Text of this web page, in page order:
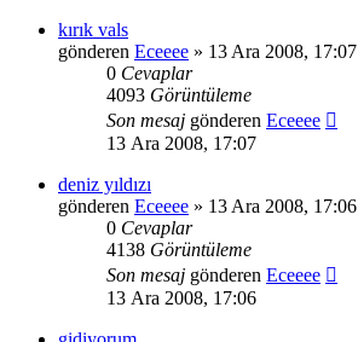
kırık vals
gönderen Eceeee » 13 Ara 2008, 17:07
0 Cevaplar
4093 Görüntüleme
Son mesaj gönderen Eceeee
13 Ara 2008, 17:07
deniz yıldızı
gönderen Eceeee » 13 Ara 2008, 17:06
0 Cevaplar
4138 Görüntüleme
Son mesaj gönderen Eceeee
13 Ara 2008, 17:06